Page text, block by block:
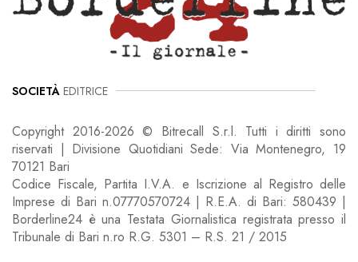
SOCIETÀ EDITRICE
Copyright 2016-2026 © Bitrecall S.r.l. Tutti i diritti sono
riservati | Divisione Quotidiani Sede: Via Montenegro, 19
70121 Bari
Codice Fiscale, Partita I.V.A. e Iscrizione al Registro delle
Imprese di Bari n.07770570724 | R.E.A. di Bari: 580439 |
Borderline24 è una Testata Giornalistica registrata presso il
Tribunale di Bari n.ro R.G. 5301 – R.S. 21 / 2015